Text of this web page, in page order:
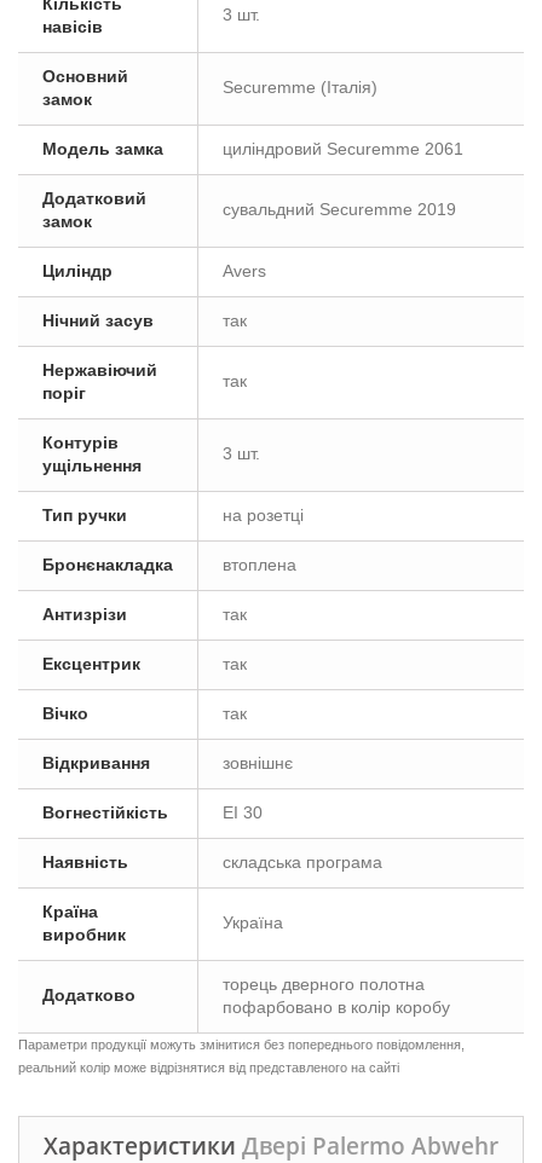
навісів
3 шт.
Основний
замок
Securemme (Італія)
Модель замка циліндровий Securemme 2061
Додатковий
замок
сувальдний Securemme 2019
Циліндр Avers
Нічний засув так
Нержавіючий
поріг
так
Контурів
ущільнення
3 шт.
Тип ручки на розетці
Бронєнакладка втоплена
Антизрізи так
Ексцентрик так
Вічко так
Відкривання зовнішнє
Вогнестійкість EI 30
Наявність складська програма
Країна
виробник
Україна
Додатково
торець дверного полотна
пофарбовано в колір коробу
Параметри продукції можуть змінитися без попереднього повідомлення,
реальний колір може відрізнятися від представленого на сайті
Характеристики Двері Palermo Abwehr